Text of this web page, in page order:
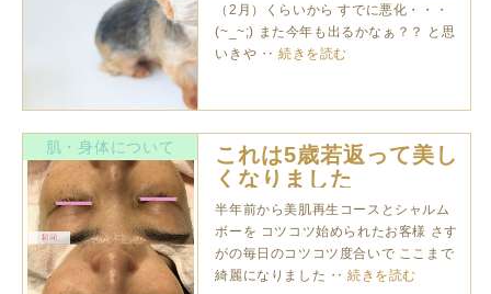
（2月）くらいから すでに悪化・・・
(~_~;) また今年も出るかなぁ？？ と思
いきや ‥続きを読む
肌・身体について
これは5歳若返って美し
くなりました
半年前から美肌再生コースとシャルム
ボーを コツコツ始められたお客様 さす
がの毎日のコツコツ度合いで ここまで
綺麗になりました ‥続きを読む